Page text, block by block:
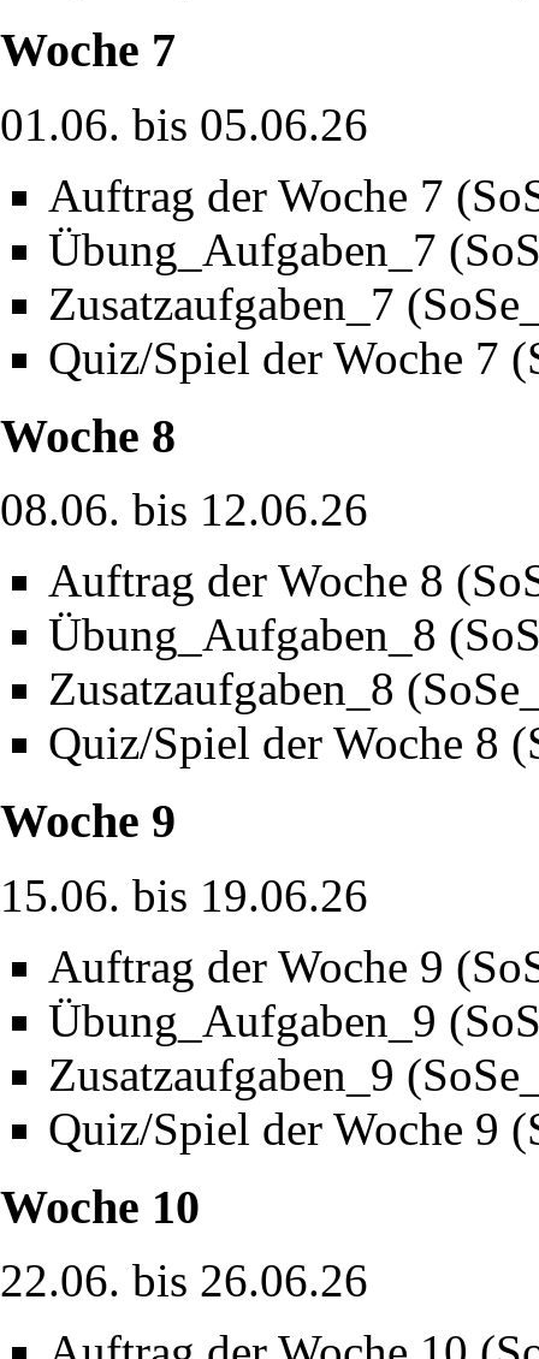
Woche 7
01.06. bis 05.06.26
Auftrag der Woche 7
Übung_Aufgaben_7
Zusatzaufgaben_7
Quiz/Spiel der Woche 7
Woche 8
08.06. bis 12.06.26
Auftrag der Woche 8
Übung_Aufgaben_8
Zusatzaufgaben_8
Quiz/Spiel der Woche 8
Woche 9
15.06. bis 19.06.26
Auftrag der Woche 9
Übung_Aufgaben_9
Zusatzaufgaben_9
Quiz/Spiel der Woche 9
Woche 10
22.06. bis 26.06.26